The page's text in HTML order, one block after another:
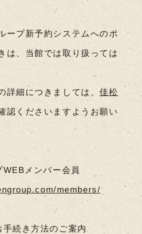
ープ新予約システムへのポ
は、当館では取り扱っては
詳細につきましては、佳松
認くださいますようお願い
メンバー会員
members/
続き方法のご案内